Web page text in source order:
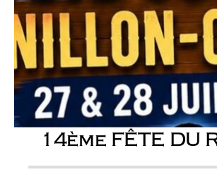
14ème FÊTE DU